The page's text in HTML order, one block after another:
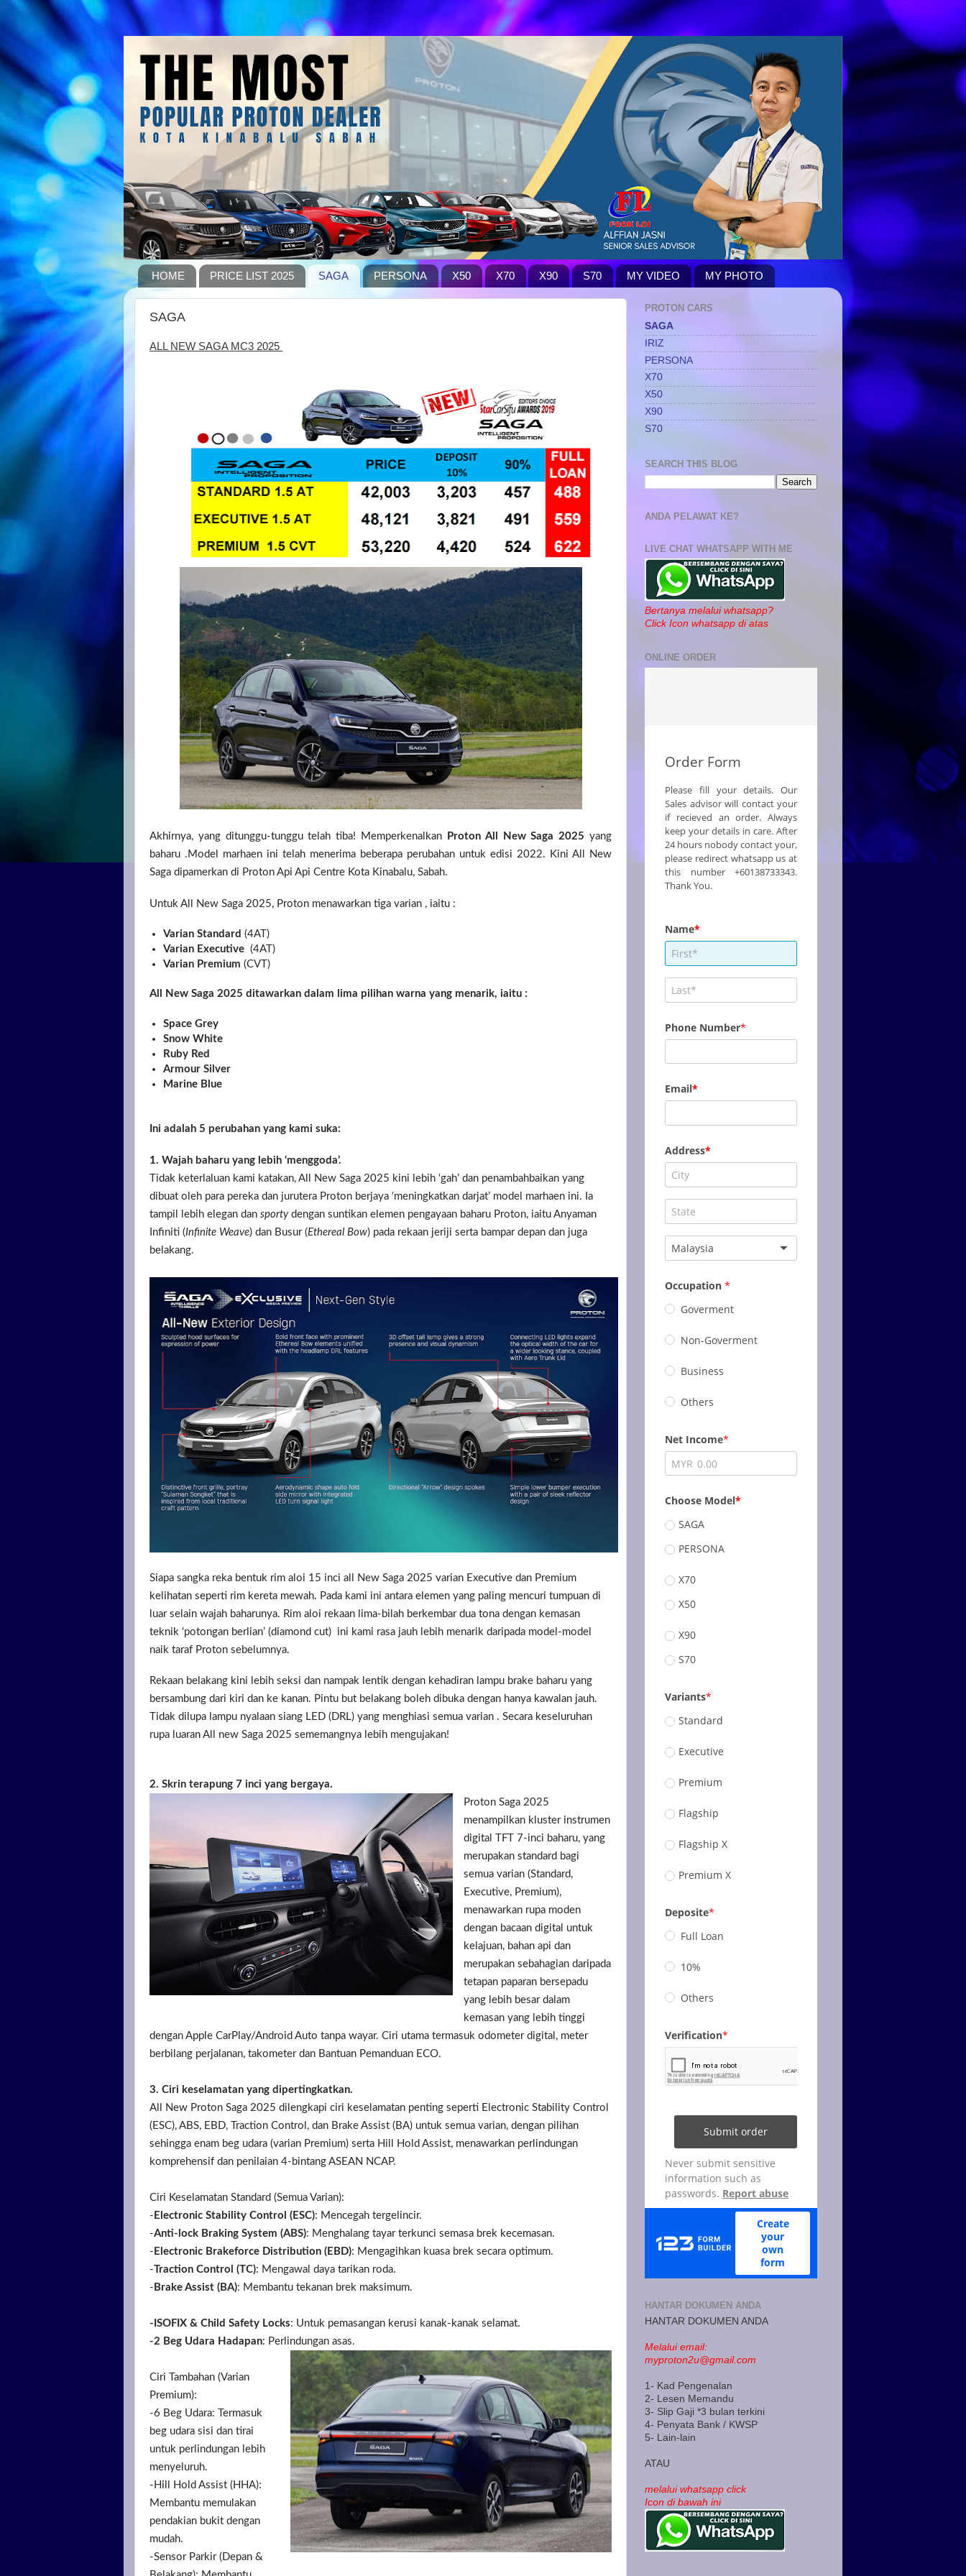
HOME PRICE LIST 2025 SAGA PERSONA X50 X70 X90 S70 MY VIDEO MY PHOTO
SAGA
ALL NEW SAGA MC3 2025
Akhirnya, yang ditunggu-tunggu telah tiba! Memperkenalkan Proton All New Saga 2025 yang
baharu .Model marhaen ini telah menerima beberapa perubahan untuk edisi 2022. Kini All New
Saga dipamerkan di Proton Api Api Centre Kota Kinabalu, Sabah.
Untuk All New Saga 2025, Proton menawarkan tiga varian , iaitu :
Varian Standard (4AT)
Varian Executive(4AT)
Varian Premium (CVT)
All New Saga 2025 ditawarkan dalam lima pilihan warna yang menarik, iaitu :
Space Grey
Snow White
Ruby Red
Armour Silver
Marine Blue
Ini adalah 5 perubahan yang kami suka:
1. Wajah baharu yang lebih ‘menggoda’.
Tidak keterlaluan kami katakan, All New Saga 2025 kini lebih ‘gah’ dan penambahbaikan yang
dibuat oleh para pereka dan jurutera Proton berjaya ‘meningkatkan darjat’ model marhaen ini. Ia
tampil lebih elegan dan sportydengan suntikan elemen pengayaan baharu Proton, iaitu Anyaman
Infiniti (Infinite Weave) dan Busur (Ethereal Bow) pada rekaan jeriji serta bampar depan dan juga
belakang.
Siapa sangka reka bentuk rim aloi 15 inci all New Saga 2025 varian Executive dan Premium
kelihatan seperti rim kereta mewah. Pada kami ini antara elemen yang paling mencuri tumpuan di
luar selain wajah baharunya. Rim aloi rekaan lima-bilah berkembar dua tona dengan kemasan
teknik ‘potongan berlian’ (diamond cut) ini kami rasa jauh lebih menarik daripada model-model
naik taraf Proton sebelumnya.
Rekaan belakang kini lebih seksi dan nampak lentik dengan kehadiran lampu brake baharu yang
bersambung dari kiri dan ke kanan. Pintu but belakang boleh dibuka dengan hanya kawalan jauh.
Tidak dilupa lampu nyalaan siang LED (DRL) yang menghiasi semua varian . Secara keseluruhan
rupa luaran All new Saga 2025 sememangnya lebih mengujakan!
2. Skrin terapung 7 inci yang bergaya.
Proton Saga 2025
menampilkan kluster instrumen
digital TFT 7-inci baharu, yang
merupakan standard bagi
semua varian (Standard,
Executive, Premium),
menawarkan rupa moden
dengan bacaan digital untuk
kelajuan, bahan api dan
merupakan sebahagian daripada
tetapan paparan bersepadu
yang lebih besar dalam
kemasan yang lebih tinggi
dengan Apple CarPlay/Android Auto tanpa wayar. Ciri utama termasuk odometer digital, meter
berbilang perjalanan, takometer dan Bantuan Pemanduan ECO.
3. Ciri keselamatan yang dipertingkatkan.
All New Proton Saga 2025 dilengkapi ciri keselamatan penting seperti Electronic Stability Control
(ESC), ABS, EBD, Traction Control, dan Brake Assist (BA) untuk semua varian, dengan pilihan
sehingga enam beg udara (varian Premium) serta Hill Hold Assist, menawarkan perlindungan
komprehensif dan penilaian 4-bintang ASEAN NCAP.
Ciri Keselamatan Standard (Semua Varian):
- Electronic Stability Control (ESC): Mencegah tergelincir.
-Anti-lock Braking System (ABS): Menghalang tayar terkunci semasa brek kecemasan.
- Electronic Brakeforce Distribution (EBD): Mengagihkan kuasa brek secara optimum.
-Traction Control (TC): Mengawal daya tarikan roda.
- Brake Assist (BA): Membantu tekanan brek maksimum.
-ISOFIX & Child Safety Locks: Untuk pemasangan kerusi kanak-kanak selamat.
-2 Beg Udara Hadapan: Perlindungan asas.
Ciri Tambahan (Varian
Premium):
-6 Beg Udara: Termasuk
beg udara sisi dan tirai
untuk perlindungan lebih
menyeluruh.
-Hill Hold Assist (HHA):
Membantu memulakan
pendakian bukit dengan
mudah.
-Sensor Parkir (Depan &
PROTON CARS
SAGA
IRIZ
PERSONA
X70
X50
X90
S70
SEARCH THIS BLOG
ANDA PELAWAT KE?
LIVE CHAT WHATSAPP WITH ME
Bertanya melalui whatsapp?
Click Icon whatsapp di atas
ONLINE ORDER
HANTAR DOKUMEN ANDA
HANTAR DOKUMEN ANDA
Melalui email:
myproton2u@gmail.com
1- Kad Pengenalan
2- Lesen Memandu
3- Slip Gaji *3 bulan terkini
4- Penyata Bank / KWSP
5- Lain-lain
ATAU
melalui whatsapp click
Icon di bawah ini